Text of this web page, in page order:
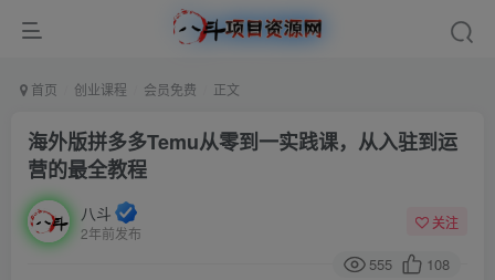
首页 创业课程 会员免费 正文
海外版拼多多Temu从零到一实践课，从入驻到运
营的最全教程
八斗
2年前发布
关注
555 108